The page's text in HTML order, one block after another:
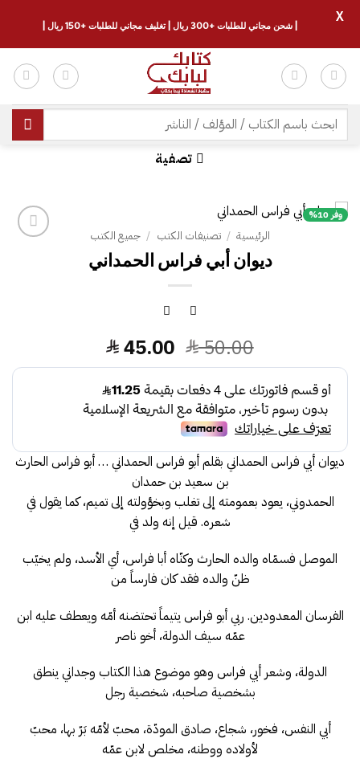
للمحتوى
البحث
عن:
تصفية
وفر 10%
الرئيسية / تصنيفات الكتب / جميع الكتب
ديوان أبي فراس الحمداني
50.00 السعر
الأصلي
هو:
50.00.
45.00 السعر
الحالي
هو:
45.00.
ديوان أبي فراس الحمداني بقلم أبو فراس الحمداني … أبو فراس الحارث
بن سعيد بن حمدان
الحمدوني، يعود بعمومته إلى تغلب وبخؤولته إلى تميم، كما يقول في
شعره. قيل إنه ولد في
الموصل فسمّاه والده الحارث وكنّاه أبا فراس، أي الأسد، ولم يخيّب
ظنّ والده فقد كان فارساً من
الفرسان المعدودين. ربي أبو فراس يتيماً تحتضنه أمّه ويعطف عليه ابن
عمّه سيف الدولة، أخو ناصر
الدولة، وشعر أبي فراس وهو موضوع هذا الكتاب وجداني ينطق
بشخصية صاحبه، شخصية رجل
أبي النفس، فخور، شجاع، صادق المودّة، محبّ لأمّه بَرّ بها، محبّ
لأولاده ووطنه، مخلص لابن عمّه
| شحن مجاني للطلبات +300 ريال | تغليف مجاني للطلبات +150 ريال |
X